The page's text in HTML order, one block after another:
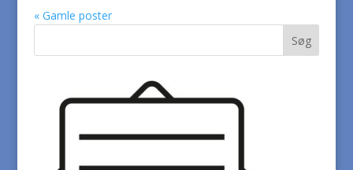
« Gamle poster